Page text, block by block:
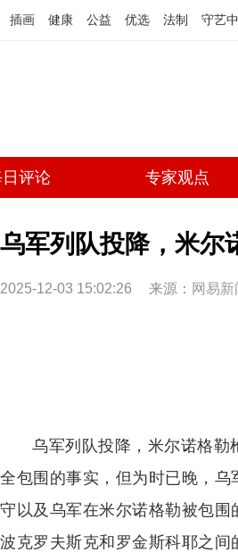
插画 健康 公益 优选 法制 守艺
评论 专家观点
乌军列队投降，米尔
2025-12-03 15:02:26 来源： 网易新
乌军列队投降，米尔诺格勒
全包围的事实，但为时已晚，乌
守以及乌军在米尔诺格勒被包围
波克罗夫斯克和罗金斯科耶之间